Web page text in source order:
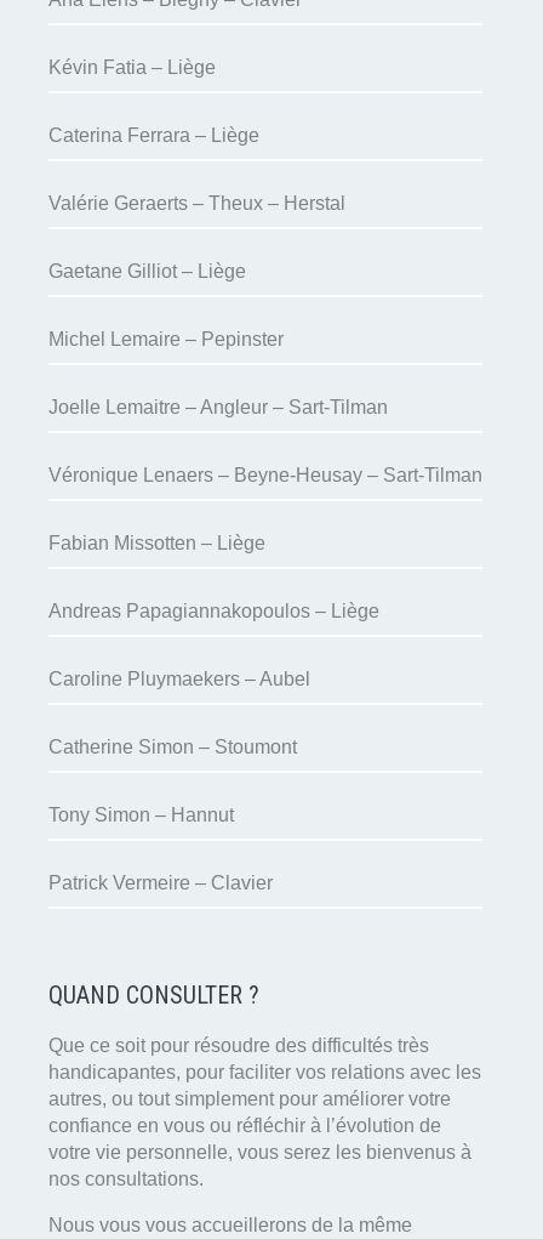
Kévin Fatia – Liège
Caterina Ferrara – Liège
Valérie Geraerts – Theux – Herstal
Gaetane Gilliot – Liège
Michel Lemaire – Pepinster
Joelle Lemaitre – Angleur – Sart-Tilman
Véronique Lenaers – Beyne-Heusay – Sart-Tilman
Fabian Missotten – Liège
Andreas Papagiannakopoulos – Liège
Caroline Pluymaekers – Aubel
Catherine Simon – Stoumont
Tony Simon – Hannut
Patrick Vermeire – Clavier
QUAND CONSULTER ?
Que ce soit pour résoudre des difficultés très
handicapantes, pour faciliter vos relations avec les
autres, ou tout simplement pour améliorer votre
confiance en vous ou réfléchir à l’évolution de
votre vie personnelle, vous serez les bienvenus à
nos consultations.
Nous vous vous accueillerons de la même